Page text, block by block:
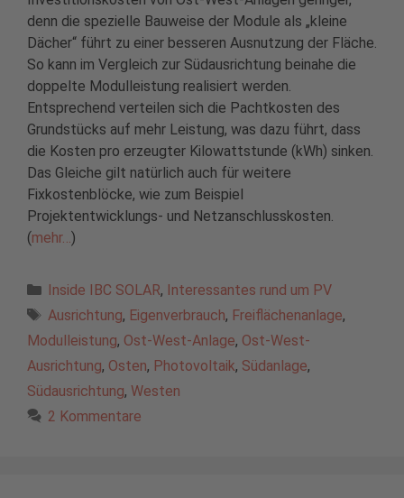
denn die spezielle Bauweise der Module als „kleine
Dächer“ führt zu einer besseren Ausnutzung der Fläche.
So kann im Vergleich zur Südausrichtung beinahe die
doppelte Modulleistung realisiert werden.
Entsprechend verteilen sich die Pachtkosten des
Grundstücks auf mehr Leistung, was dazu führt, dass
die Kosten pro erzeugter Kilowattstunde (kWh) sinken.
Das Gleiche gilt natürlich auch für weitere
Fixkostenblöcke, wie zum Beispiel
Projektentwicklungs- und Netzanschlusskosten.
(mehr… )
Kategorien
Inside IBC SOLAR, Interessantes rund um PV
Schlagwörter
Ausrichtung, Eigenverbrauch, Freiflächenanlage,
Modulleistung, Ost-West-Anlage, Ost-West-
Ausrichtung, Osten, Photovoltaik, Südanlage,
Südausrichtung, Westen
2 Kommentare